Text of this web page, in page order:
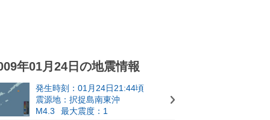
年01月24日の地震情報
発生時刻：01月24日21:44頃
震源地：択捉島南東沖
M4.3
最大震度：1